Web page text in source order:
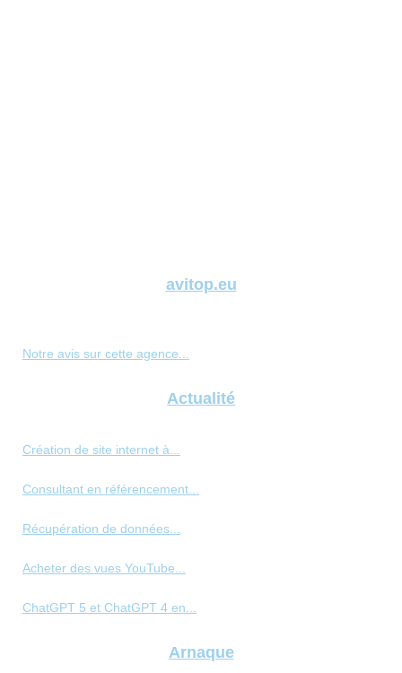
avitop.eu
Notre avis sur cette agence...
Actualité
Création de site internet à...
Consultant en référencement...
Récupération de données...
Acheter des vues YouTube...
ChatGPT 5 et ChatGPT 4 en...
Arnaque